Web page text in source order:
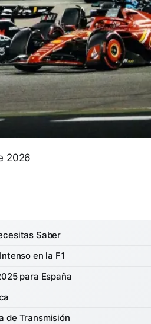
2026
Saber
en la F1
para España
de Transmisión